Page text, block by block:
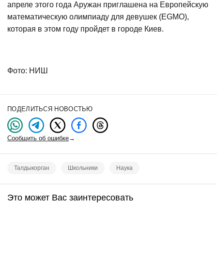
апреле этого года Аружан приглашена на Европейскую
математическую олимпиаду для девушек (EGMO),
которая в этом году пройдет в городе Киев.
Фото: НИШ
ПОДЕЛИТЬСЯ НОВОСТЬЮ
Сообщить об ошибке→
Талдыкорган Школьники Наука
Это может Вас заинтересовать